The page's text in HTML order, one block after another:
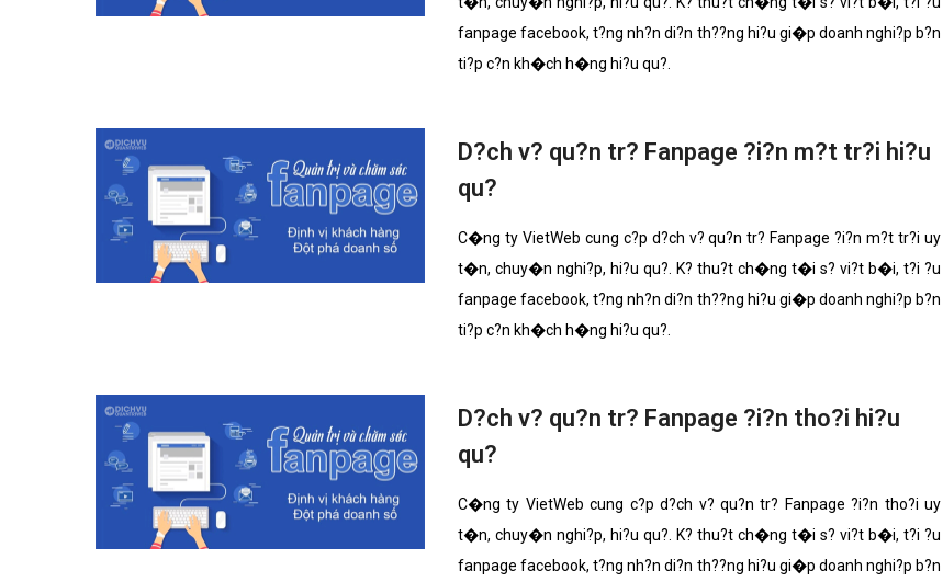
Bảng giá SEO Website
fanpage facebook, t?ng nh?n di?n th??ng hi?u gi�p doanh nghi?p b?n
ti?p c?n kh�ch h�ng hi?u qu?.
D?ch v? qu?n tr? Fanpage ?i?n m?t tr?i hi?u
qu?
C�ng ty VietWeb cung c?p d?ch v? qu?n tr? Fanpage ?i?n m?t tr?i uy
t�n, chuy�n nghi?p, hi?u qu?. K? thu?t ch�ng t�i s? vi?t b�i, t?i ?u
fanpage facebook, t?ng nh?n di?n th??ng hi?u gi�p doanh nghi?p b?n
ti?p c?n kh�ch h�ng hi?u qu?.
D?ch v? qu?n tr? Fanpage ?i?n tho?i hi?u
qu?
C�ng ty VietWeb cung c?p d?ch v? qu?n tr? Fanpage ?i?n tho?i uy
t�n, chuy�n nghi?p, hi?u qu?. K? thu?t ch�ng t�i s? vi?t b�i, t?i ?u
fanpage facebook, t?ng nh?n di?n th??ng hi?u gi�p doanh nghi?p b?n